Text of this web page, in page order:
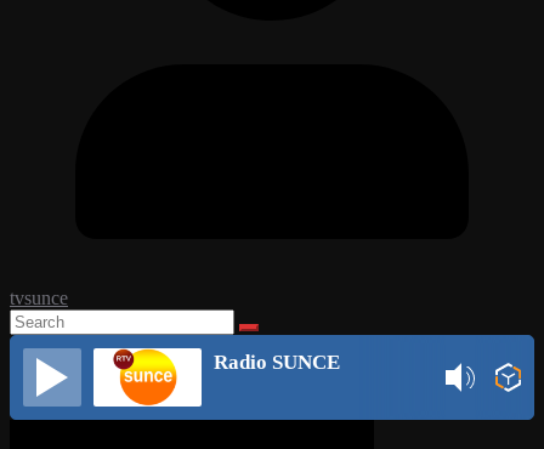
tvsunce
Radio SUNCE